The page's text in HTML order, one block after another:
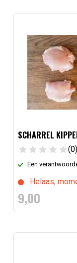
SCHARREL
(0)
Een
Helaas,
9,00